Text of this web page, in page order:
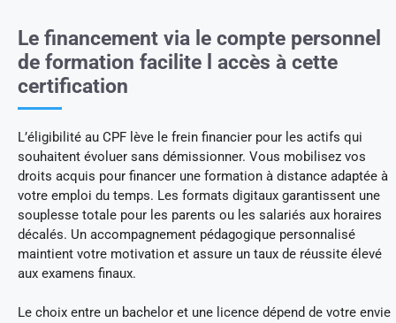
Le financement via le compte personnel
de formation facilite l accès à cette
certification
L’éligibilité au CPF lève le frein financier pour les actifs qui
souhaitent évoluer sans démissionner. Vous mobilisez vos
droits acquis pour financer une formation à distance adaptée à
votre emploi du temps. Les formats digitaux garantissent une
souplesse totale pour les parents ou les salariés aux horaires
décalés. Un accompagnement pédagogique personnalisé
maintient votre motivation et assure un taux de réussite élevé
aux examens finaux.
Le choix entre un bachelor et une licence dépend de votre envie